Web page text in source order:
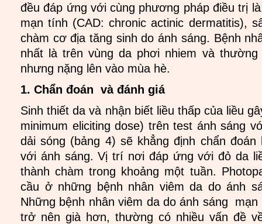
đều đáp ứng với cùng phương pháp điều trị
mạn tính (CAD: chronic actinic dermatitis),
chàm cơ địa tăng sinh do ánh sáng. Bệnh
nhất là trên vùng da phơi nhiem và thường
nhưng nặng lên vào mùa hè.
1. Chẩn đoán và đánh giá
Sinh thiết da và nhận biết liều thấp của liều
minimum eliciting dose) trên test ánh sáng
dải sóng (bảng 4) sẽ khẳng định chẩn đoán
với ánh sáng. Vị trí nơi đáp ứng với đỏ da
thành chàm trong khoảng một tuần.
cầu ở những bệnh nhân viêm da do ánh
Những bệnh nhân viêm da do ánh sáng
trở nên già hơn, thường có nhiều vấn đề